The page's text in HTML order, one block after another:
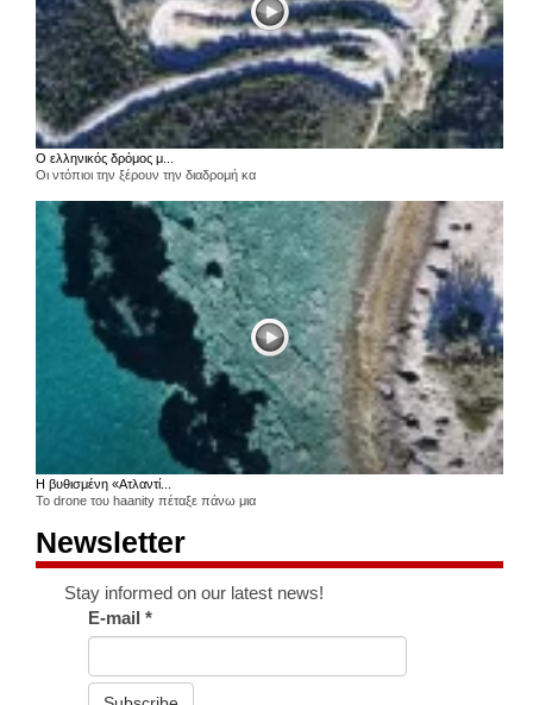
Ο ελληνικός δρόμος μ...
Οι ντόπιοι την ξέρουν την διαδρομή κα
Η βυθισμένη «Ατλαντί...
Το drone του haanity πέταξε πάνω μια
Newsletter
Stay informed on our latest news!
E-mail*